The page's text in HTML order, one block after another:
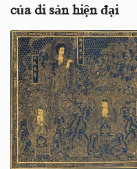
của di sản hiện đại